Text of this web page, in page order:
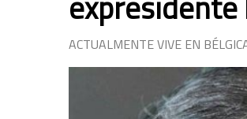
ACTUALMENTE VIVE EN